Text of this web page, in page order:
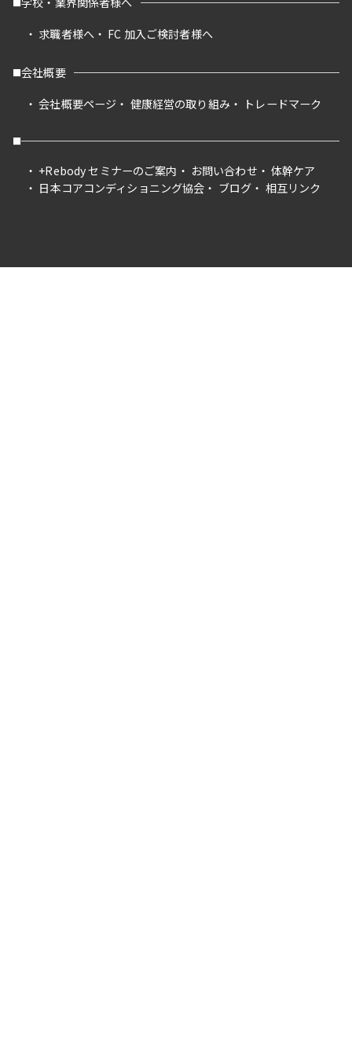
求職者様へ
FC 加入ご検討者様へ
会社概要
会社概要ページ
健康経営の取り組み トレードマーク
+Rebody セミナーのご案内 お問い合わせ
体幹ケア
日本コアコンディショニング協会
ブログ 相互リンク